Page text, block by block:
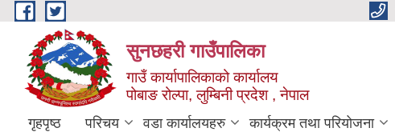
Skip to main content
सुनछहरी गाउँपालिका
गाउँ कार्यापालिकाको कार्यालय
पोबाङ रोल्पा, लुम्बिनी प्रदेश , नेपाल
गृहपृष्ठ परिचय वडा कार्यालयहरु कार्यक्रम तथा परियोजना